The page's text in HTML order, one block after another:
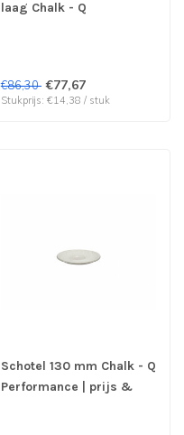
laag Chalk - Q
€86,30 €77,67
Stukprijs: €14,38 / stuk
Schotel 130 mm Chalk - Q
Performance | prijs &